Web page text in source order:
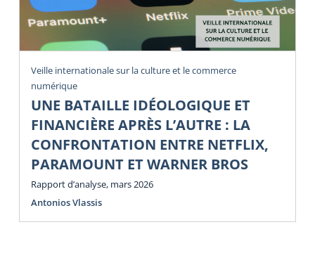
Veille internationale sur la culture et le commerce
numérique
UNE BATAILLE IDÉOLOGIQUE ET
FINANCIÈRE APRÈS L’AUTRE : LA
CONFRONTATION ENTRE NETFLIX,
PARAMOUNT ET WARNER BROS
Rapport d’analyse, mars 2026
Antonios Vlassis